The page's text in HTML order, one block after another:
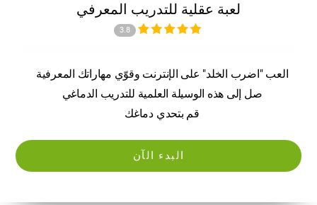
لعبة عقلية للتدريب المعرفي
3.8
العب "اضرب الخلد" على الإنترنت وقوّي مهاراتك المعرفية
صل إلى هذه الوسيلة العلمية للتدريب الدماغي
قم بتحدي دماغك
البدء الآن